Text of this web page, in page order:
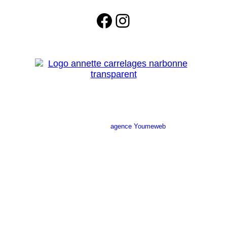
Facebook
Instagram
agence Youmeweb